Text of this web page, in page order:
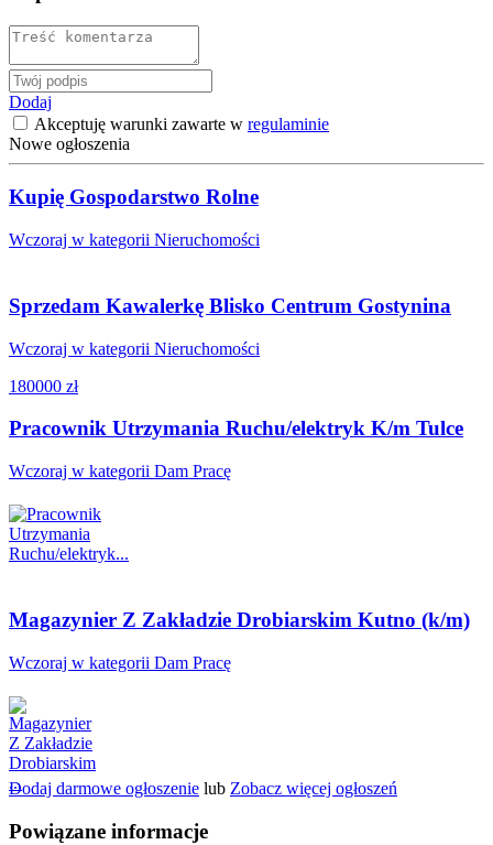
Dodaj
Akceptuję warunki zawarte w regulaminie
Nowe ogłoszenia
Kupię Gospodarstwo Rolne
Wczoraj w kategorii Nieruchomości
Sprzedam Kawalerkę Blisko Centrum Gostynina
Wczoraj w kategorii Nieruchomości
180000 zł
Pracownik Utrzymania Ruchu/elektryk K/m Tulce
Wczoraj w kategorii Dam Pracę
Magazynier Z Zakładzie Drobiarskim Kutno (k/m)
Wczoraj w kategorii Dam Pracę
Dodaj darmowe ogłoszenie lub Zobacz więcej ogłoszeń
Powiązane informacje